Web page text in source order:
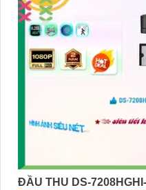
ĐẦU THU DS-